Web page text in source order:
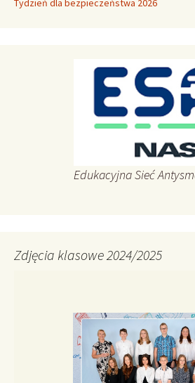
Tydzień dla bezpieczeństwa 2026
Edukacyjna Sieć
Zdjęcia klasowe 2024/2025